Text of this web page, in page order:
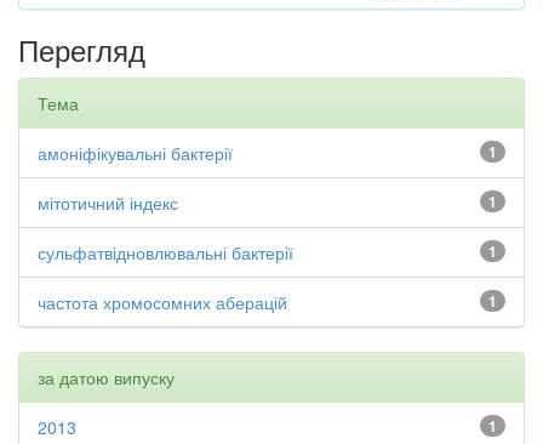
Перегляд
Тема
1
амоніфікувальні бактерії
1
мітотичний індекс
1
сульфатвідновлювальні бактерії
1
частота хромосомних аберацій
за датою випуску
1
2013